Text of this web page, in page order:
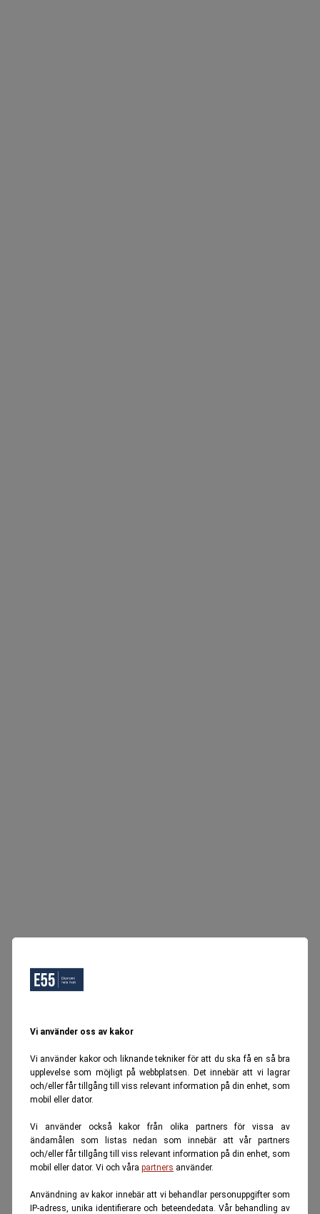
Vi använder oss av kakor
Vi använder kakor och liknande tekniker för att du ska få en så bra
upplevelse som möjligt på webbplatsen. Det innebär att vi lagrar
och/eller får tillgång till viss relevant information på din enhet, som
mobil eller dator.
Vi använder också kakor från olika partners för vissa av
ändamålen som listas nedan som innebär att vår partners
och/eller får tillgång till viss relevant information på din enhet, som
mobil eller dator. Vi och våra partners använder.
Användning av kakor innebär att vi behandlar personuppgifter som
IP-adress, unika identifierare och beteendedata. Vår behandling av